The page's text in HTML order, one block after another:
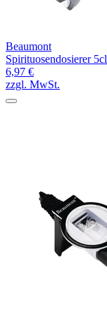
Beaumont
Spirituosendosierer 5cl
6,97 €
zzgl. MwSt.